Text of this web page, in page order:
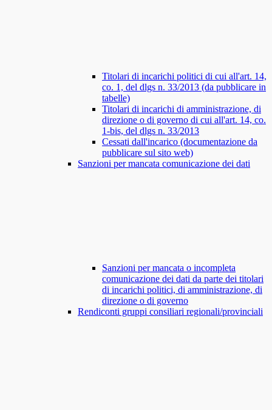
Titolari di incarichi politici di cui all'art. 14,
co. 1, del dlgs n. 33/2013 (da pubblicare in
tabelle)
Titolari di incarichi di amministrazione, di
direzione o di governo di cui all'art. 14, co.
1-bis, del dlgs n. 33/2013
Cessati dall'incarico (documentazione da
pubblicare sul sito web)
Sanzioni per mancata comunicazione dei dati
Sanzioni per mancata o incompleta
comunicazione dei dati da parte dei titolari
di incarichi politici, di amministrazione, di
direzione o di governo
Rendiconti gruppi consiliari regionali/provinciali